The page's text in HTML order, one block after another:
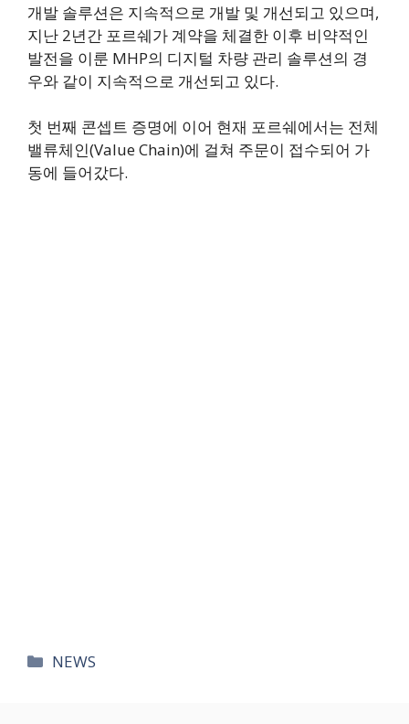
개발 솔루션은 지속적으로 개발 및 개선되고 있으며,
지난 2년간 포르쉐가 계약을 체결한 이후 비약적인
발전을 이룬 MHP의 디지털 차량 관리 솔루션의 경
우와 같이 지속적으로 개선되고 있다.
첫 번째 콘셉트 증명에 이어 현재 포르쉐에서는 전체
밸류체인(Value Chain)에 걸쳐 주문이 접수되어 가
동에 들어갔다.
카
NEWS